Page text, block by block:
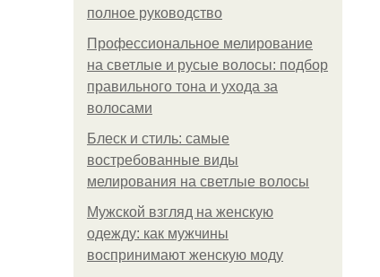
полное руководство
Профессиональное мелирование
на светлые и русые волосы: подбор
правильного тона и ухода за
волосами
Блеск и стиль: самые
востребованные виды
мелирования на светлые волосы
Мужской взгляд на женскую
одежду: как мужчины
воспринимают женскую моду